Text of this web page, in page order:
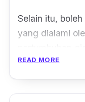
Selain itu,
yang dialami
READ MORE